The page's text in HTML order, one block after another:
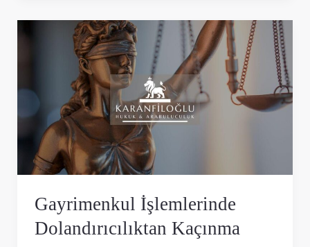
Gayrimenkul İşlemlerinde
Dolandırıcılıktan Kaçınma
Gayrimenkul
İşlemlerinde
Dolandırıcılıktan
Kaçınma